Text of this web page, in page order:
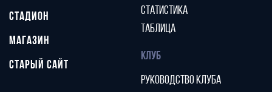
СТАДИОН
МАГАЗИН
СТАРЫЙ САЙТ
СТАТИСТИКА
ТАБЛИЦА
КЛУБ
РУКОВОДСТВО КЛУБА